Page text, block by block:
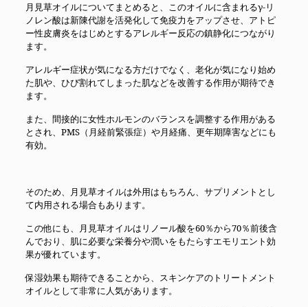
月見草オイルについてまとめると、このオイルに含まれるγ-リ
ノレン酸は新陳代謝を活発化して免疫力をアップさせ、アトピ
ー性皮膚炎をはじめとするアレルギー反応の鎮静化につながり
ます。
アレルギー症状が気になる方だけでなく、老化が気になり始め
た肌や、ひび割れてしまった肌などを改善する作用が期待でき
ます。
また、間接的に女性ホルモンのバランスを調整する作用がある
とされ、PMS（月経前緊張症）や月経痛、更年期障害などにも
有効。
そのため、月見草オイルは外用はもちろん、サプリメントとし
て内用される場合もあります。
この他にも、月見草オイルはリノール酸を60％から70％前後含
んでおり、肌に必要な栄養分や潤いをもたらすエモリエント効
果が優れています。
保湿効果も期待できることから、スキンケアのトリートメント
オイルとして非常に人気があります。